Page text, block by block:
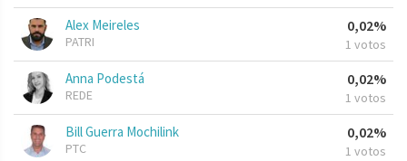
Alex Meireles
PATRI
0,02%
1 votos
Anna Podestá
REDE
0,02%
1 votos
Bill Guerra Mochilink
PTC
0,02%
1 votos